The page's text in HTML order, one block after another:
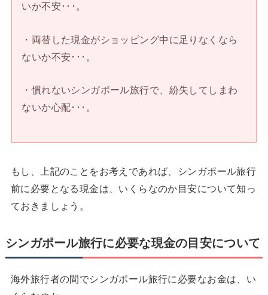
いか不安･･･。
・両替した現金がショッピング中に足りなくなら
ないか不安･･･。
・慣れないシンガポール旅行で、紛失してしまわ
ないか心配･･･。
もし、上記のことをお考えであれば、シンガポール旅行
前に必要となる現金は、いくらなのか目安について知っ
ておきましょう。
シンガポール旅行に必要な現金の目安について
海外旅行者の間でシンガポール旅行に必要なお金は、い